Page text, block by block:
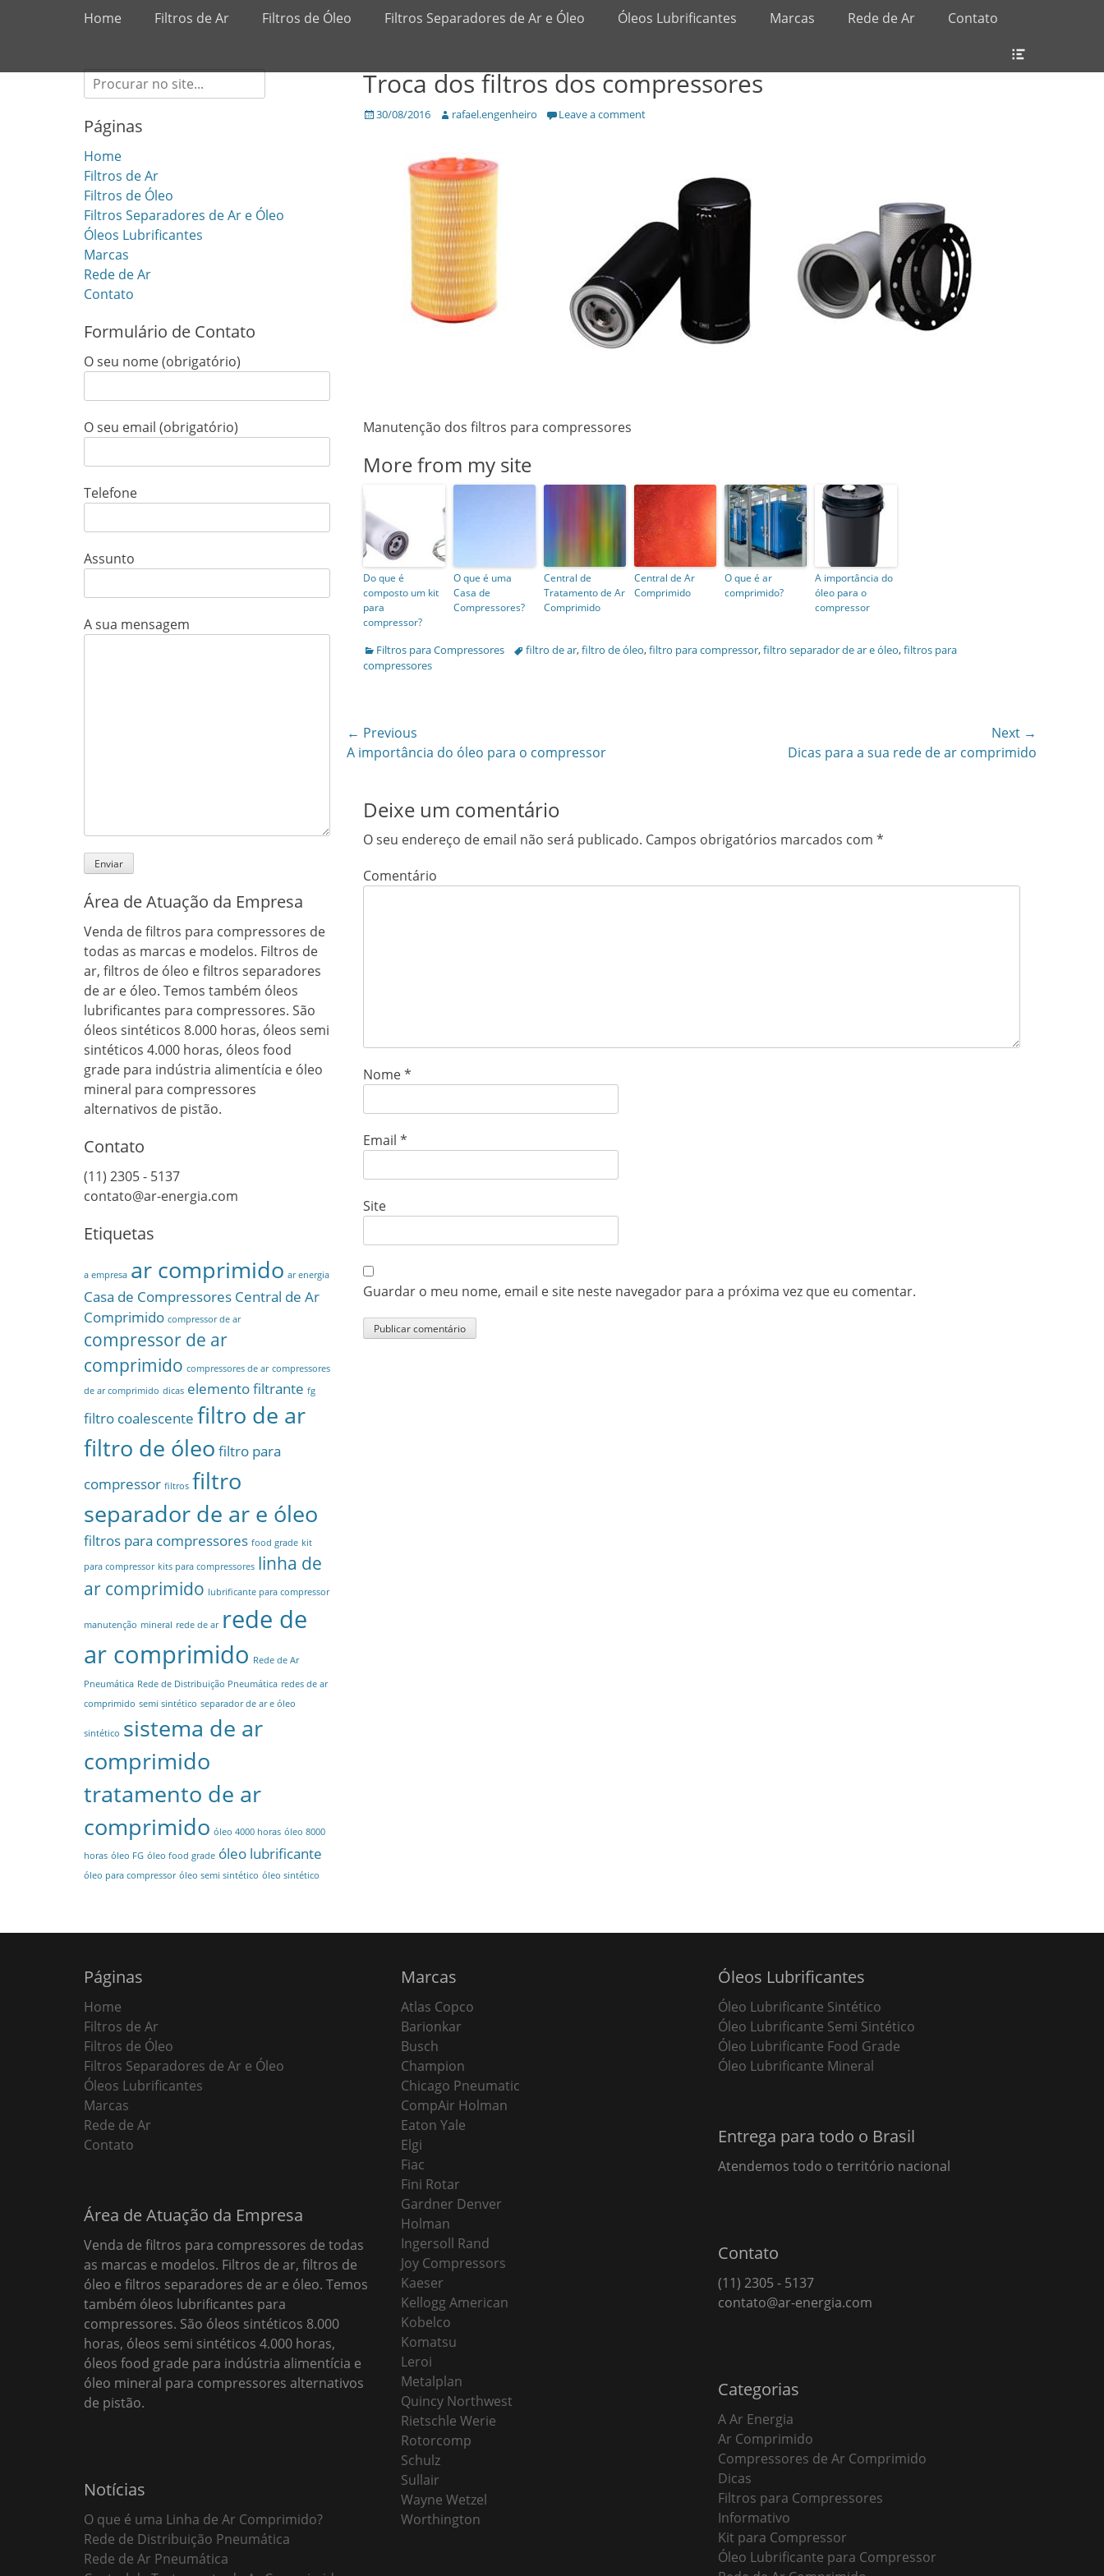
Primary Menu
SkipHome Filtros de Ar Filtros de Óleo Filtros Separadores de Ar e Óleo Óleos Lubrificantes Marcas Rede de Ar Contato
Troca dos filtros dos compressores
Posted
30/08/2016 Author
rafael.engenheiro Leave a comment
Manutenção dos filtros para compressores
More from my site
Do que é
composto um kit
para
compressor?
O que é uma
Casa de
Compressores?
Central de
Tratamento de Ar
Comprimido
Central de Ar
Comprimido
O que é ar
comprimido?
A importância do
óleo para o
compressor
Categories
Filtros para Compressores Tagsfiltro de ar,filtro de óleo,filtro para compressor,filtro separador de ar e óleo,filtros para
compressores
Navegação
de
← Previous
Previous
A importância do óleo para o compressor
Next →
Dicas para a sua rede de ar comprimido
Deixe um comentário
O seu endereço de email não será publicado. Campos obrigatórios marcados com *
Comentário
Nome*
Email *
Site
Guardar o meu nome, email e site neste navegador para a próxima vez que eu comentar.
Search
for:
Páginas
Home
Filtros de Ar
Filtros de Óleo
Filtros Separadores de Ar e Óleo
Óleos Lubrificantes
Marcas
Rede de Ar
Contato
Formulário de Contato
O seu nome (obrigatório)
O seu email (obrigatório)
Telefone
Assunto
A sua mensagem
Área de Atuação da Empresa
Venda de filtros para compressores de
todas as marcas e modelos. Filtros de
ar, filtros de óleo e filtros separadores
de ar e óleo. Temos também óleos
lubrificantes para compressores. São
óleos sintéticos 8.000 horas, óleos semi
sintéticos 4.000 horas, óleos food
grade para indústria alimentícia e óleo
mineral para compressores
alternativos de pistão.
Contato
(11) 2305 - 5137
contato@ar-energia.com
Etiquetas
a empresa ar comprimido ar energia
Casa de Compressores Central de Ar
Comprimido compressor de ar
compressor de ar
comprimido compressores de ar compressores
de ar comprimido dicas elemento filtrante fg
filtro coalescente filtro de ar
filtro de óleo filtro para
compressor filtros filtro
separador de ar e óleo
filtros para compressores food grade kit
para compressor kits para compressores linha de
ar comprimido lubrificante para compressor
manutenção mineral rede de ar rede de
ar comprimido Rede de Ar
Pneumática Rede de Distribuição Pneumática redes de ar
comprimido semi sintético separador de ar e óleo
sintético sistema de ar
comprimido
tratamento de ar
comprimido óleo 4000 horas óleo 8000
horas óleo FG óleo food grade óleo lubrificante
óleo para compressor óleo semi sintético óleo sintético
Páginas
Home
Filtros de Ar
Filtros de Óleo
Filtros Separadores de Ar e Óleo
Óleos Lubrificantes
Marcas
Rede de Ar
Contato
Área de Atuação da Empresa
Venda de filtros para compressores de todas
as marcas e modelos. Filtros de ar, filtros de
óleo e filtros separadores de ar e óleo. Temos
também óleos lubrificantes para
compressores. São óleos sintéticos 8.000
horas, óleos semi sintéticos 4.000 horas,
óleos food grade para indústria alimentícia e
óleo mineral para compressores alternativos
de pistão.
Notícias
O que é uma Linha de Ar Comprimido?
Rede de Distribuição Pneumática
Rede de Ar Pneumática
Marcas
Atlas Copco
Barionkar
Busch
Champion
Chicago Pneumatic
CompAir Holman
Eaton Yale
Elgi
Fiac
Fini Rotar
Gardner Denver
Holman
Ingersoll Rand
Joy Compressors
Kaeser
Kellogg American
Kobelco
Komatsu
Leroi
Metalplan
Quincy Northwest
Rietschle Werie
Rotorcomp
Schulz
Sullair
Wayne Wetzel
Worthington
Óleos Lubrificantes
Óleo Lubrificante Sintético
Óleo Lubrificante Semi Sintético
Óleo Lubrificante Food Grade
Óleo Lubrificante Mineral
Entrega para todo o Brasil
Atendemos todo o território nacional
Contato
(11) 2305 - 5137
contato@ar-energia.com
Categorias
A Ar Energia
Ar Comprimido
Compressores de Ar Comprimido
Dicas
Filtros para Compressores
Informativo
Kit para Compressor
Óleo Lubrificante para Compressor